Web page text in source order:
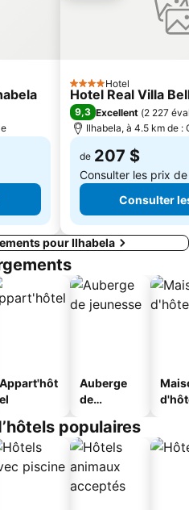
4 ÉtoilesHotel
Hotel Real Villa
9,3 Excellent (2 227
Ilhabela, à 4.5 km de :
de 207 $
Consulter les prix
Consulter
pour Ilhabela
Appart'hôt
el
Auberge
de
populaires